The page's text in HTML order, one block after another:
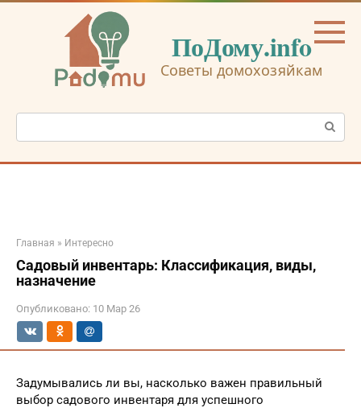
Перейти
ПоДому.info
Советы домохозяйкам
Поиск:
Главная » Интересно
Садовый инвентарь: Классификация, виды,
назначение
Опубликовано: 10 Мар 26
Задумывались ли вы, насколько важен правильный
выбор садового инвентаря для успешного